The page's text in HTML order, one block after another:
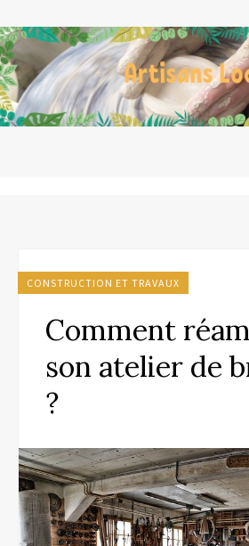
CONSTRUCTION ET TRAVAUX
Comment
son atelier de
?